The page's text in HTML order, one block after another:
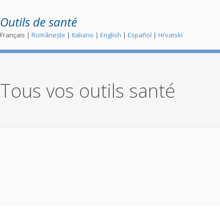
Outils de santé
Français | Românește | Italiano | English | Español | Hrvatski
Tous vos outils santé